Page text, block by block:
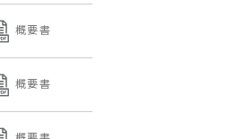
概要書
概要書